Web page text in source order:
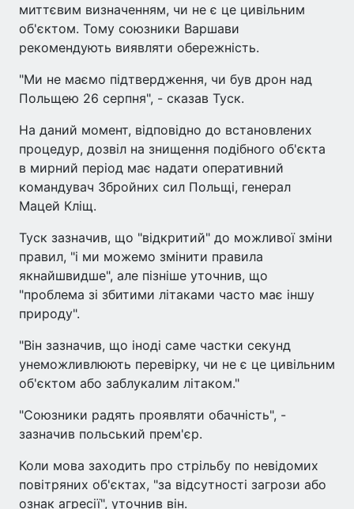
миттєвим визначенням, чи не є це цивільним
об'єктом. Тому союзники Варшави
рекомендують виявляти обережність.
"Ми не маємо підтвердження, чи був дрон над
Польщею 26 серпня", - сказав Туск.
На даний момент, відповідно до встановлених
процедур, дозвіл на знищення подібного об'єкта
в мирний період має надати оперативний
командувач Збройних сил Польщі, генерал
Мацей Кліщ.
Туск зазначив, що "відкритий" до можливої зміни
правил, "і ми можемо змінити правила
якнайшвидше", але пізніше уточнив, що
"проблема зі збитими літаками часто має іншу
природу".
"Він зазначив, що іноді саме частки секунд
унеможливлюють перевірку, чи не є це цивільним
об'єктом або заблукалим літаком."
"Союзники радять проявляти обачність", -
зазначив польський прем'єр.
Коли мова заходить про стрільбу по невідомих
повітряних об'єктах, "за відсутності загрози або
ознак агресії", уточнив він.